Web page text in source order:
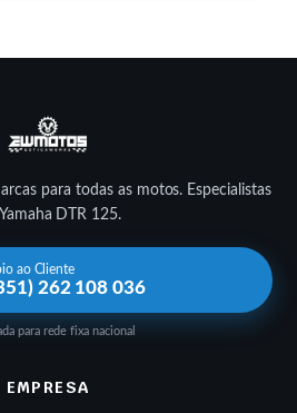
para todas as motos. Especialistas
DTR 125.
ao Cliente
262 108 036
para rede fixa nacional
EMPRESA